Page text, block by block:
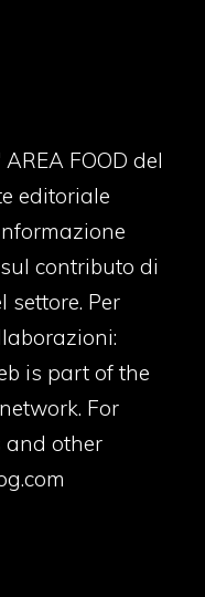
FOOD del
editoriale
contributo di
Per
is part of the
For
and other